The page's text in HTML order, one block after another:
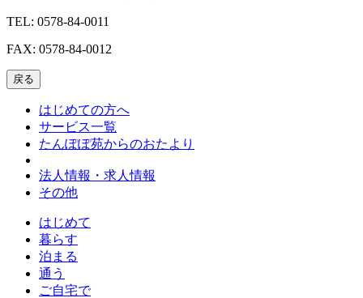
TEL: 0578-84-0011
FAX: 0578-84-0012
戻る
はじめての方へ
サービス一覧
たんぽぽ苑からのおたより
法人情報・求人情報
その他
はじめて
暮らす
泊まる
通う
ご自宅で